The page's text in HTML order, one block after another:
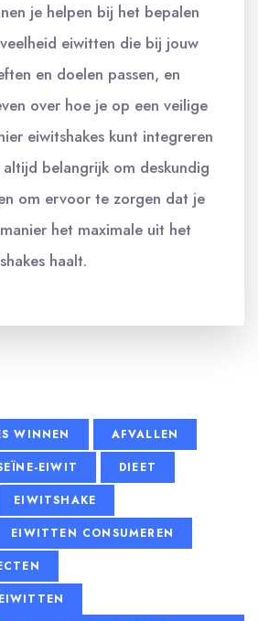
je helpen bij het bepalen
eiwitten die bij jouw
en doelen passen, en
over hoe je op een veilige
eiwitshakes kunt integreren
belangrijk om deskundig
om ervoor te zorgen dat je
het maximale uit het
haalt.
WINNEN
AFVALLEN
EIWIT
DIEET
EIWITSHAKE
EIWITTEN CONSUMEREN